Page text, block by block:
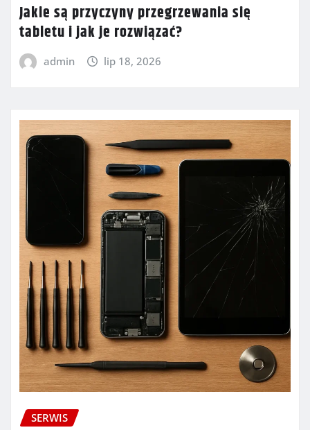
Jakie są przyczyny przegrzewania się
tabletu i jak je rozwiązać?
admin lip 18, 2026
SERWIS